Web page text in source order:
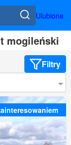
Ulubione
mogileński
Filtry